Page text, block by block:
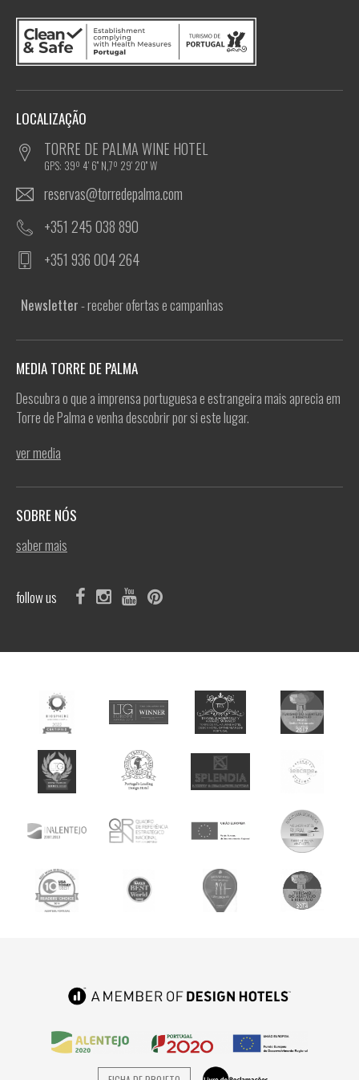
LOCALIZAÇÃO
TORRE DE PALMA WINE HOTEL
GPS: 39º 4' 6'' N,7º 29' 20'' W
reservas@torredepalma.com
+351 245 038 890
+351 936 004 264
Newsletter- receber ofertas e campanhas
MEDIA TORRE DE PALMA
Descubra o que a imprensa portuguesa e estrangeira mais aprecia em
Torre de Palma e venha descobrir por si este lugar.
ver media
SOBRE NÓS
saber mais
follow us